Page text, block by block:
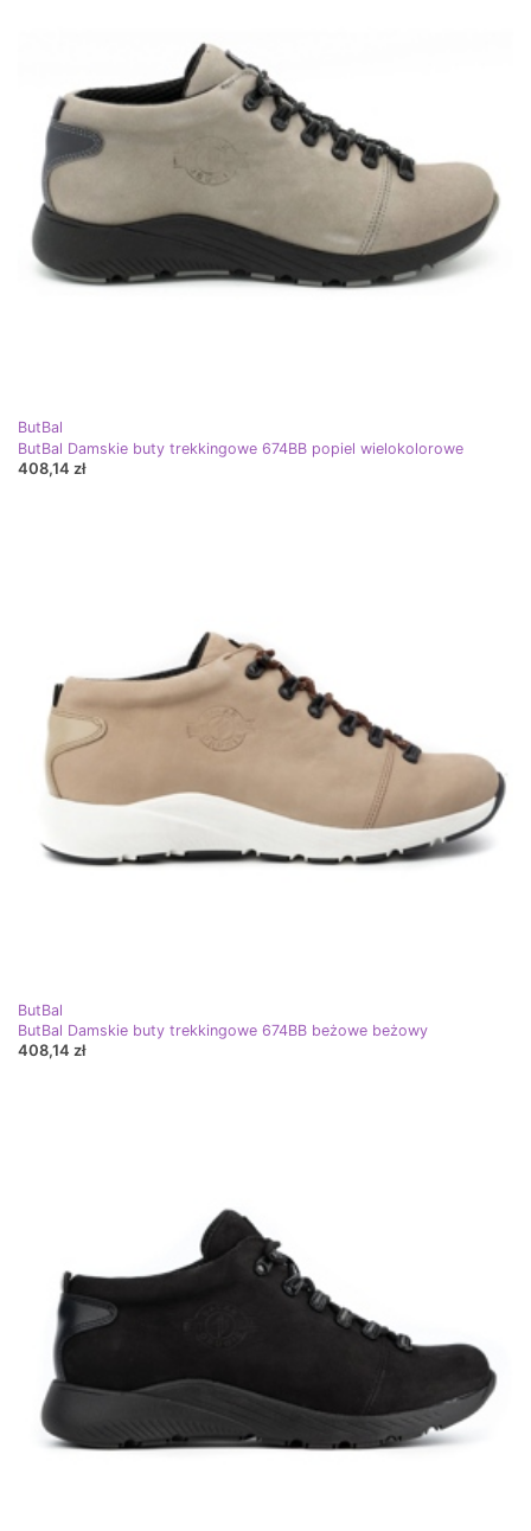
ButBal
ButBal Damskie buty trekkingowe 674BB popiel wielokolorowe
408,14 zł
ButBal
ButBal Damskie buty trekkingowe 674BB beżowe beżowy
408,14 zł